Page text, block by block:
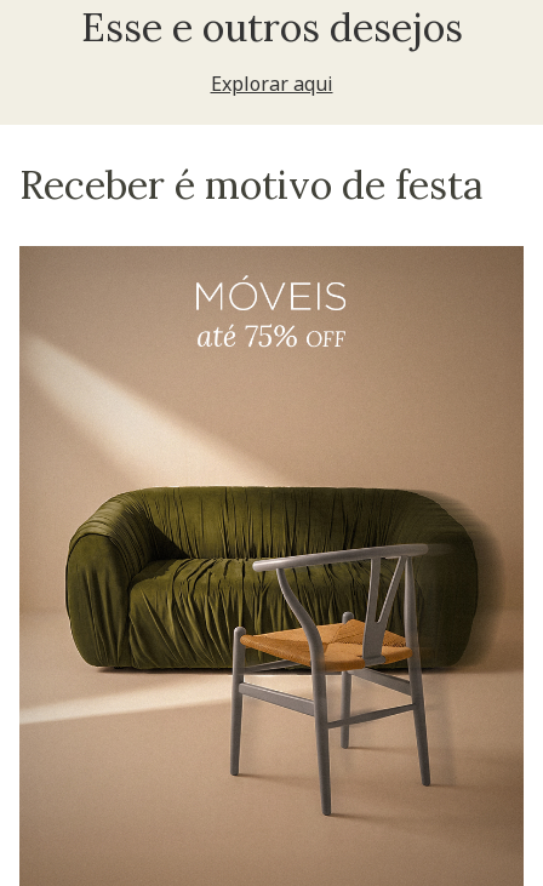
Esse e outros desejos
Explorar aqui
Receber é motivo de festa